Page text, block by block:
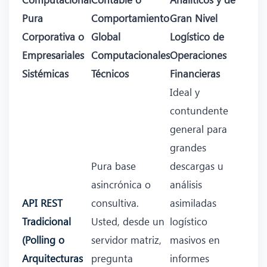
Pura
Corporativa o
Empresariales
Sistémicas
Comportamiento
Global
Computacionales
Técnicos
Gran Nivel
Logístico de
Operaciones
Financieras
API REST
Tradicional
(Polling o
Arquitecturas
Pura base
asincrónica o
consultiva.
Usted, desde un
servidor matriz,
pregunta
Ideal y
contundente
general para
grandes
descargas u
análisis
asimiladas
logístico
masivos en
informes